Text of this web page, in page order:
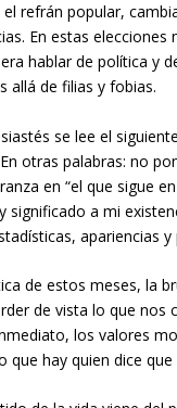
el refrán popular,
En estas
hablar de política y
allá de filias y fobias.
se lee el
otras palabras: no
en “el que sigue
significado a mi
apariencias y
de estos meses, la
de vista lo que
los valores
que hay quien dice